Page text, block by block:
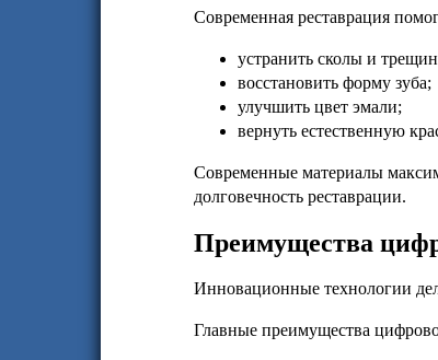
Современная реставрация
устранить сколы и
восстановить форму зуба;
улучшить цвет эмали;
вернуть естественную
Современные материалы
долговечность реставрации.
Преимущества
Инновационные технологии
Главные преимущества